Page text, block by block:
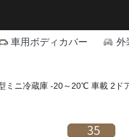
車用ボディカバー 外
ミニ冷蔵庫 -20～20℃ 車載 2ド